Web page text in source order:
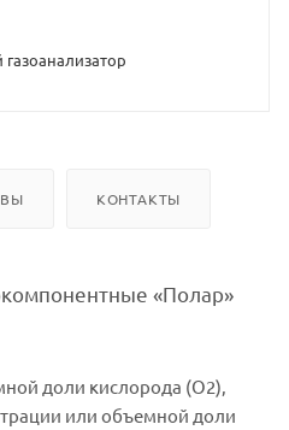
КОНТАКТЫ
«Полар»
доли кислорода (О2),
или объемной доли